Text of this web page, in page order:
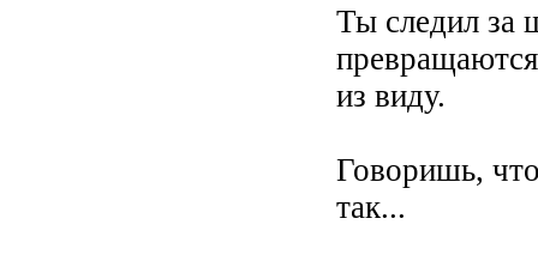
Ты следил за
из виду.
Говоришь,
так...